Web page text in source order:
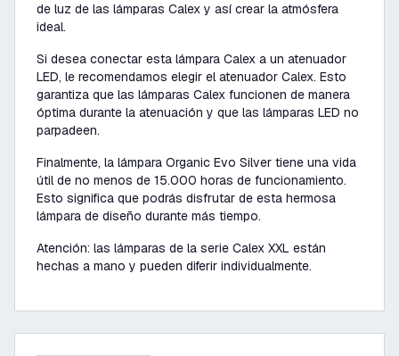
de luz de las lámparas Calex y así crear la atmósfera
ideal.
Si desea conectar esta lámpara Calex a un atenuador
LED, le recomendamos elegir el atenuador Calex. Esto
garantiza que las lámparas Calex funcionen de manera
óptima durante la atenuación y que las lámparas LED no
parpadeen.
Finalmente, la lámpara Organic Evo Silver tiene una vida
útil de no menos de 15.000 horas de funcionamiento.
Esto significa que podrás disfrutar de esta hermosa
lámpara de diseño durante más tiempo.
Atención: las lámparas de la serie Calex XXL están
hechas a mano y pueden diferir individualmente.